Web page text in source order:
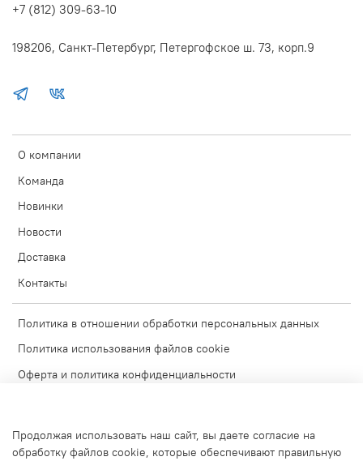
О компании
Команда
Новинки
Новости
Доставка
Контакты
Политика в отношении обработки персональных данных
Политика использования файлов cookie
Оферта и политика конфиденциальности
Блог
+7 (812) 309-63-10
198206, Санкт-Петербург, Петергофское ш. 73, корп.9
Продолжая использовать наш сайт, вы даете согласие на
обработку файлов cookie, которые обеспечивают правильную